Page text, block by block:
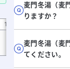
11:30
麦門冬湯（麦
りますか？
麦門冬湯（麦
てください。